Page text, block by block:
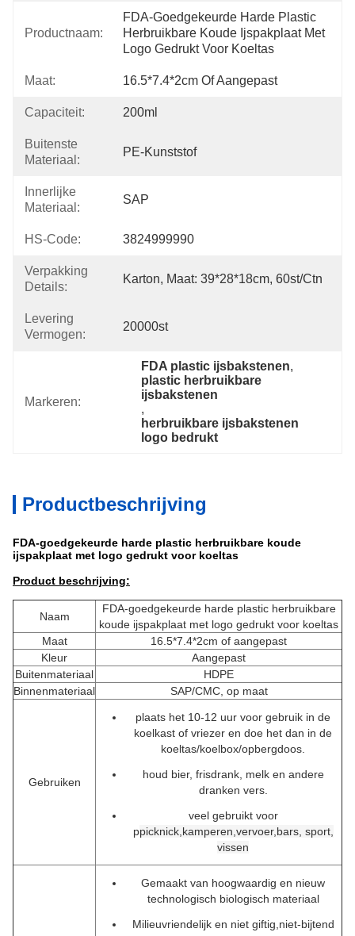
Productnaam:
FDA-Goedgekeurde Harde Plastic
Herbruikbare Koude Ijspakplaat Met
Logo Gedrukt Voor Koeltas
Maat: 16.5*7.4*2cm Of Aangepast
Capaciteit: 200ml
Buitenste
Materiaal:
PE-Kunststof
Innerlijke
Materiaal:
SAP
HS-Code: 3824999990
Verpakking
Details:
Karton, Maat: 39*28*18cm, 60st/ctn
Levering
Vermogen:
20000st
Markeren:
FDA plastic ijsbakstenen,
plastic herbruikbare
ijsbakstenen
,
herbruikbare ijsbakstenen
logo bedrukt
Productbeschrijving
FDA-goedgekeurde harde plastic herbruikbare koude
ijspakplaat met logo gedrukt voor koeltas
Product beschrijving:
Naam
FDA-goedgekeurde harde plastic herbruikbare
koude ijspakplaat met logo gedrukt voor koeltas
Maat
16.5*7.4*2cm of aangepast
Kleur
Aangepast
Buitenmateriaal
HDPE
Binnenmateriaal
SAP/CMC, op maat
Gebruiken
plaats het 10-12 uur voor gebruik in de
koelkast of vriezer en doe het dan in de
koeltas/koelbox/opbergdoos.
houd bier, frisdrank, melk en andere
dranken vers.
veel gebruikt voor
ppicknick, kamperen, vervoer, bars, sport,
vissen
Gemaakt van hoogwaardig en nieuw
technologisch biologisch materiaal
Milieuvriendelijk en niet giftig, niet-bijtend